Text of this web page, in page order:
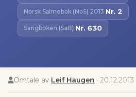
Norsk Salmebok (NoS) 2013·Nr. 2
Sangboken (SaB)·Nr. 630
Omtale av Leif Haugen ·20.12.2013